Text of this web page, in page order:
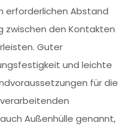
erforderlichen Abstand
zwischen den Kontakten
Guter
und leichte
für die
Außenhülle genannt,